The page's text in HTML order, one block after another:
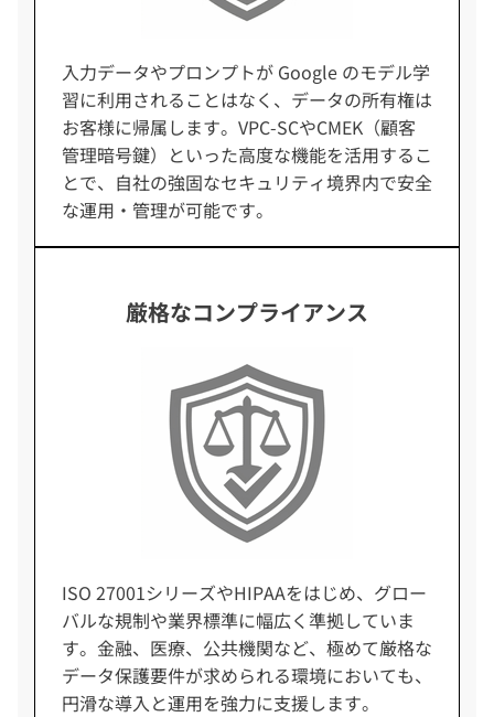
入力データやプロンプトが Google のモデル学
習に利用されることはなく、データの所有権は
お客様に帰属します。VPC-SCやCMEK（顧客
管理暗号鍵）といった高度な機能を活用するこ
とで、自社の強固なセキュリティ境界内で安全
な運用・管理が可能です。
厳格なコンプライアンス
ISO 27001シリーズやHIPAAをはじめ、グロー
バルな規制や業界標準に幅広く準拠していま
す。金融、医療、公共機関など、極めて厳格な
データ保護要件が求められる環境においても、
円滑な導入と運用を強力に支援します。